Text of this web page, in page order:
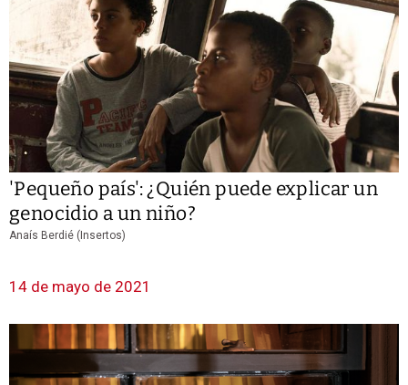
'Pequeño país': ¿Quién puede explicar un
genocidio a un niño?
Anaís Berdié (Insertos)
14 de mayo de 2021